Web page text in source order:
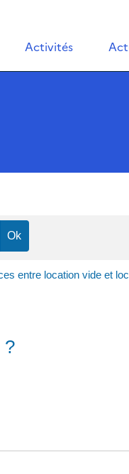
Activités
entre location vide et
?